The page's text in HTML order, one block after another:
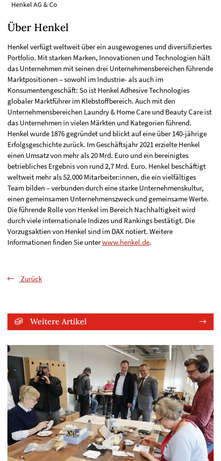
Henkel AG & Co
Über Henkel
Henkel verfügt weltweit über ein ausgewogenes und diversifiziertes
Portfolio. Mit starken Marken, Innovationen und Technologien hält
das Unternehmen mit seinen drei Unternehmensbereichen führende
Marktpositionen – sowohl im Industrie- als auch im
Konsumentengeschäft: So ist Henkel Adhesive Technologies
globaler Marktführer im Klebstoffbereich. Auch mit den
Unternehmensbereichen Laundry & Home Care und Beauty Care ist
das Unternehmen in vielen Märkten und Kategorien führend.
Henkel wurde 1876 gegründet und blickt auf eine über 140-jährige
Erfolgsgeschichte zurück. Im Geschäftsjahr 2021 erzielte Henkel
einen Umsatz von mehr als 20 Mrd. Euro und ein bereinigtes
betriebliches Ergebnis von rund 2,7 Mrd. Euro. Henkel beschäftigt
weltweit mehr als 52.000 Mitarbeiter:innen, die ein vielfältiges
Team bilden – verbunden durch eine starke Unternehmenskultur,
einen gemeinsamen Unternehmenszweck und gemeinsame Werte.
Die führende Rolle von Henkel im Bereich Nachhaltigkeit wird
durch viele internationale Indizes und Rankings bestätigt. Die
Vorzugsaktien von Henkel sind im DAX notiert. Weitere
Informationen finden Sie unterwww.henkel.de.
Zurück
Weitere Artikel